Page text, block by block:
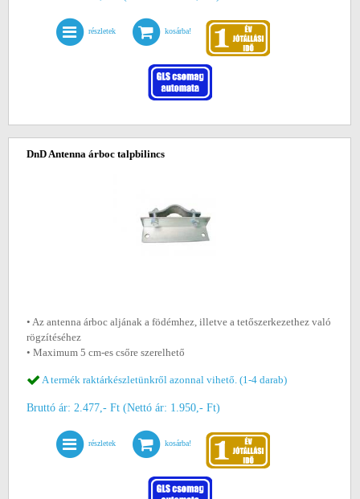
részletek kosárba!
DnD Antenna árboc talpbilincs
• Az antenna árboc aljának a födémhez, illetve a tetőszerkezethez való
rögzítéséhez
• Maximum 5 cm-es csőre szerelhető
A termék raktárkészletünkről azonnal vihető. (1-4 darab)
Bruttó ár: 2.477,- Ft (Nettó ár: 1.950,- Ft)
részletek kosárba!